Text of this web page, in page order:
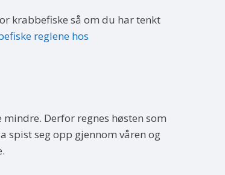
krabbefiske så om du har tenkt
reglene hos
Derfor regnes høsten som
spist seg opp gjennom våren og